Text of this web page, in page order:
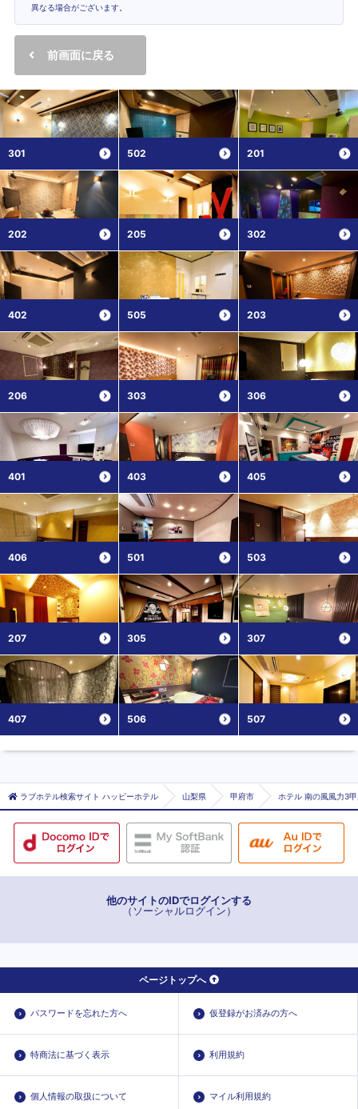
異なる場合がございます。
前画面に戻る
301 502 201
202 205 302
402 505 203
206 303 306
401 403 405
406 501 503
207 305 307
407 506 507
ラブホテル検索サイト ハッピーホテル 山梨県 甲府市 ホテル 南の風風力3
他のサイトのIDでログインする
（ソーシャルログイン）
ページトップへ
パスワードを忘れた方へ 仮登録がお済みの方へ
特商法に基づく表示 利用規約
個人情報の取扱について マイル利用規約